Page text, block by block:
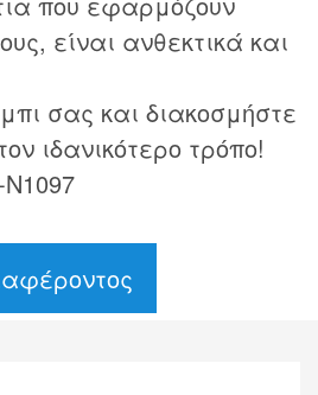
είναι ανθεκτικά και
σας και διακοσμήστε
ιδανικότερο τρόπο!